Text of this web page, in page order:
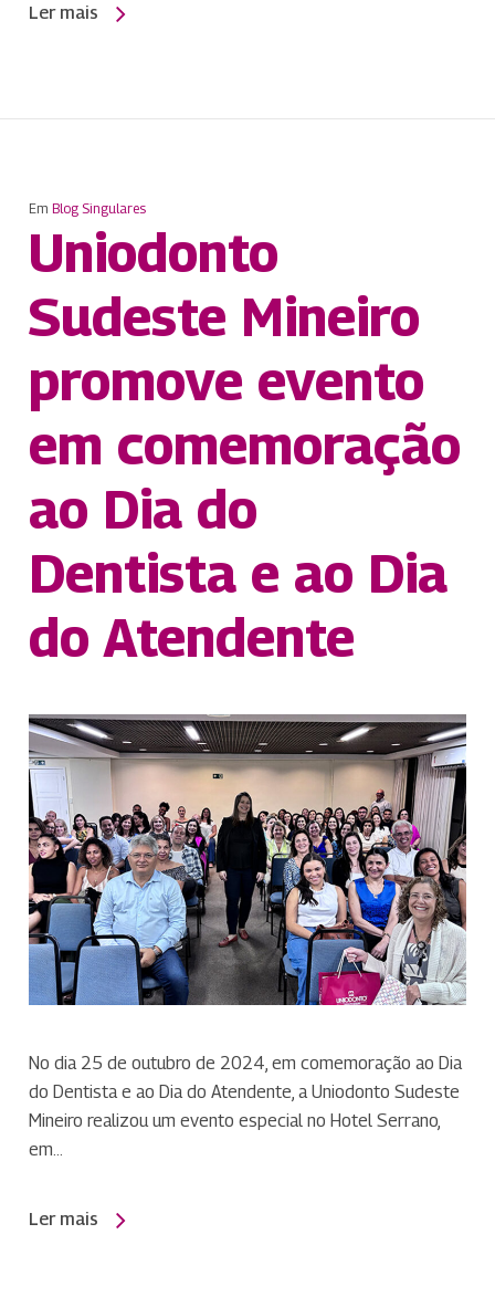
Ler mais
Em Blog Singulares
Uniodonto
Sudeste Mineiro
promove evento
em comemoração
ao Dia do
Dentista e ao Dia
do Atendente
No dia 25 de outubro de 2024, em comemoração ao Dia
do Dentista e ao Dia do Atendente, a Uniodonto Sudeste
Mineiro realizou um evento especial no Hotel Serrano,
em…
Ler mais